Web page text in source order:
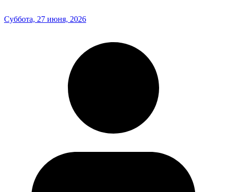
Суббота, 27 июня, 2026